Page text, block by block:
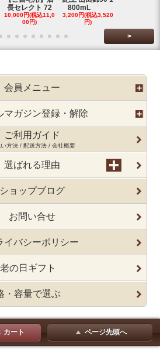
長セレクト 72
10,000円(税込11,0
00円)
800mL
3,200円(税込3,520
円)
>
会員メニュー
マガジン登録・解除
ご利用ガイド
方法 / 配送方法 / 会社概要
選ばれる理由
ショップブログ
お問い合せ
イバシーポリシー
の日ギフト
・容量で選ぶ
カート ページ先頭へ